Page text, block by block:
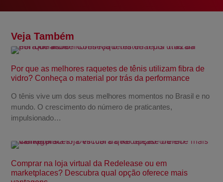
Veja Também
Por que as melhores raquetes de tênis utilizam fibra de
vidro? Conheça o material por trás da performance
O tênis vive um dos seus melhores momentos no Brasil e no
mundo. O crescimento do número de praticantes,
impulsionado…
Comprar na loja virtual da Redelease ou em
marketplaces? Descubra qual opção oferece mais